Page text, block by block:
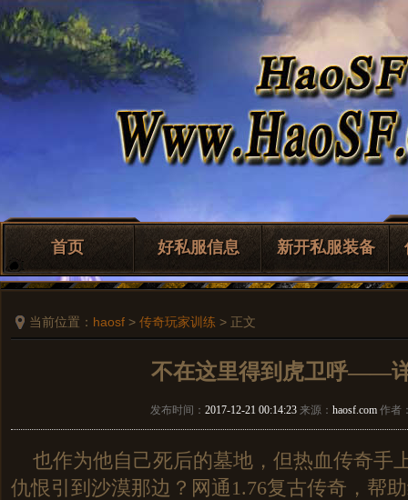
首页 好私服信息 新开私服装备
当前位置： haosf > 传奇玩家训练 > 正文
不在这里得到虎卫呼——
发布时间： 2017-12-21 00:14:23 来源： haosf.com 作者
也作为他自己死后的墓地，但热血传奇手
仇恨引到沙漠那边？网通1.76复古传奇，帮